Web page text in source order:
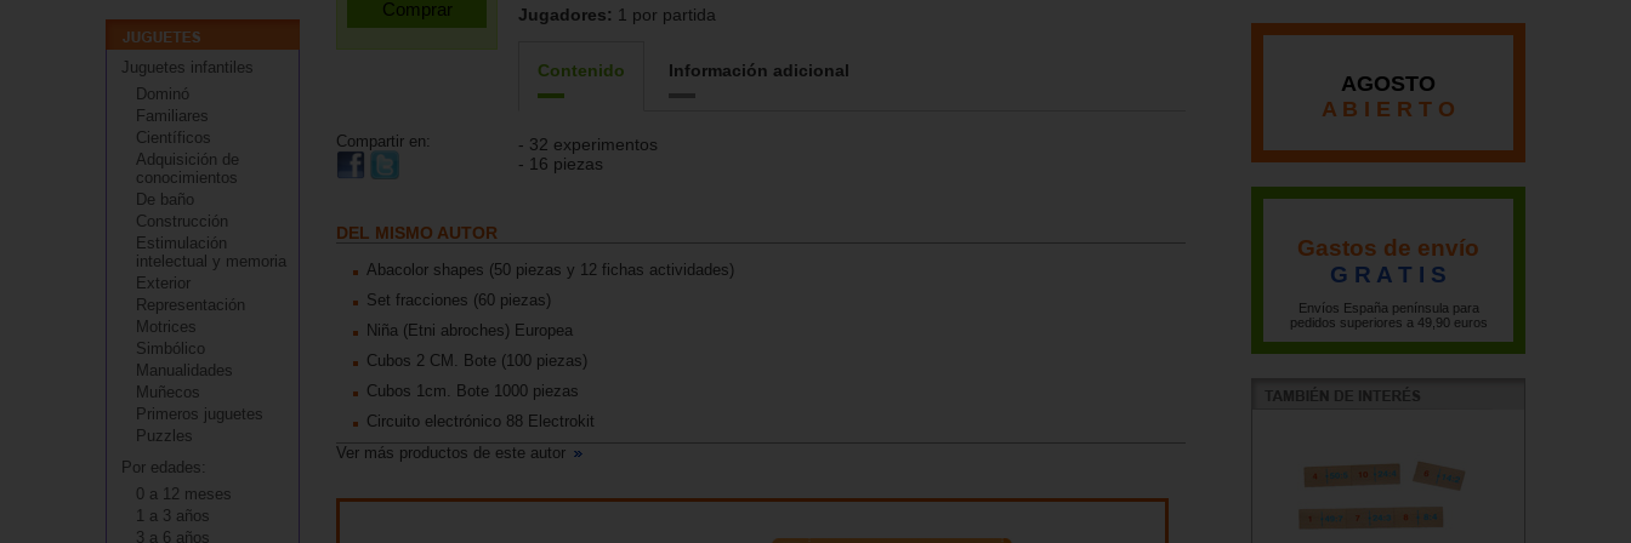
Juguetes infantiles
Dominó
Familiares
Científicos
Adquisición de
conocimientos
De baño
Construcción
Estimulación
intelectual y memoria
Exterior
Representación
Motrices
Simbólico
Manualidades
Muñecos
Primeros juguetes
Puzzles
Por edades:
0 a 12 meses
1 a 3 años
3 a 6 años
Compartir en:
Jugadores: 1 por partida
Contenido Información adicional
- 32 experimentos
- 16 piezas
DEL MISMO AUTOR
Abacolor shapes (50 piezas y 12 fichas actividades)
Set fracciones (60 piezas)
Niña (Etni abroches) Europea
Cubos 2 CM. Bote (100 piezas)
Cubos 1cm. Bote 1000 piezas
Circuito electrónico 88 Electrokit
Ver más productos de este autor
AGOSTO
A B I E R T O
Gastos de envío
G R A T I S
Envíos España península para
pedidos superiores a 49,90 euros